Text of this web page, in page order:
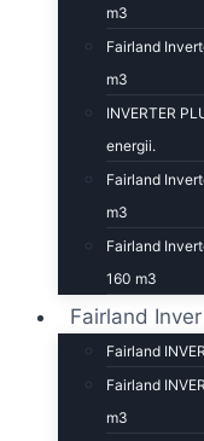
m3
Fairland
m3
INVERTER
energii.
Fairland
m3
Fairland
160 m3
Fairland
Fairland
Fairland
m3